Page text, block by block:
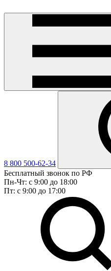
8 800 500-62-34
Бесплатный звонок по РФ
Пн-Чт: с 9:00 до 18:00
Пт: с 9:00 до 17:00